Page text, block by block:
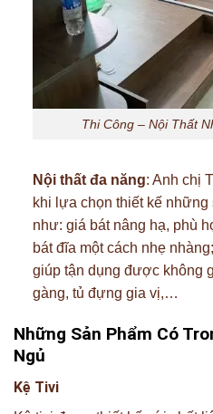
Thi Công – Nội Thất
Nội thất đa năng: Anh chị
khi lựa chọn thiết kế những
như: giá bát nâng hạ, phù
bát đĩa một cách nhẹ
giúp tận dụng được không
gàng, tủ đựng gia vị,…
Những Sản Phẩm Có
Ngủ
Kệ Tivi